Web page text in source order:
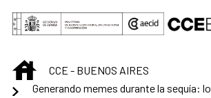
Saltar al contenido principal
INICIOCCE - BUENOS AIRES